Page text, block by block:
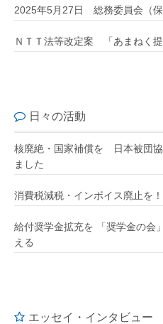
2025年5月27日 総務委員会（保
ＮＴＴ法等改定案 「あまねく
日々の活動
核廃絶・国家補償を 日本被団
ました
消費税減税・インボイス廃止を
給付奨学金拡充を 「奨学金の
える
エッセイ・インタビュー